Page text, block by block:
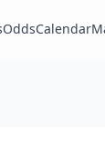
OddsCalendar